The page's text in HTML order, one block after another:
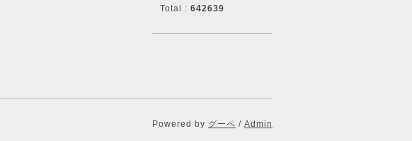
Total : 642639
Powered by グーペ / Admin